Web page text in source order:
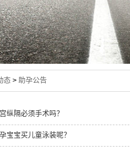
态 > 助孕公告
纵隔必须手术吗？
宝宝买儿童泳装呢？